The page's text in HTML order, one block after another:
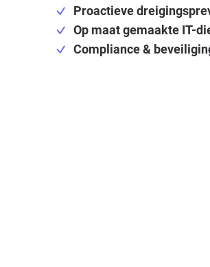
Proactieve
Op maat gemaakte IT-
Compliance &